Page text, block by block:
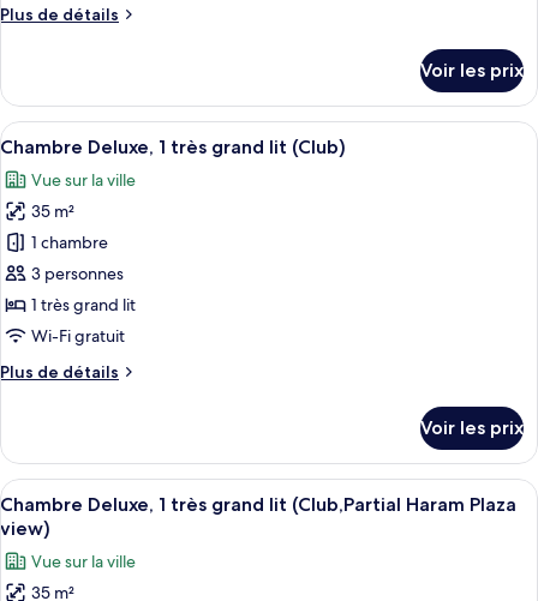
Chambre
lits
jumeaux,
2
lits
une
place
Plus de détails
Plus
le
type
de
Chambre
Classique
avec
lits
jumeaux,
2
lits
une
Voir les prix
Afficher
toutes
les
photos
pour
ce
type
de
chambre :
Chambre
très
grand
lit
(Club)
Literie de qualité supérieure, articles
6
Chambre Deluxe, 1 très grand lit (Club)
Vue sur la ville
35 m²
1 chambre
3 personnes
1 très grand lit
Wi-Fi gratuit
Plus de détails
Plus
le
type
de
chambre
Chambre
Deluxe,
Voir les prix
Afficher
toutes
les
photos
Une chambre d’hôtel avec un
9
Chambre Deluxe, 1 très grand lit (Club,Partial Haram Plaza
view)
Vue sur la ville
35 m²